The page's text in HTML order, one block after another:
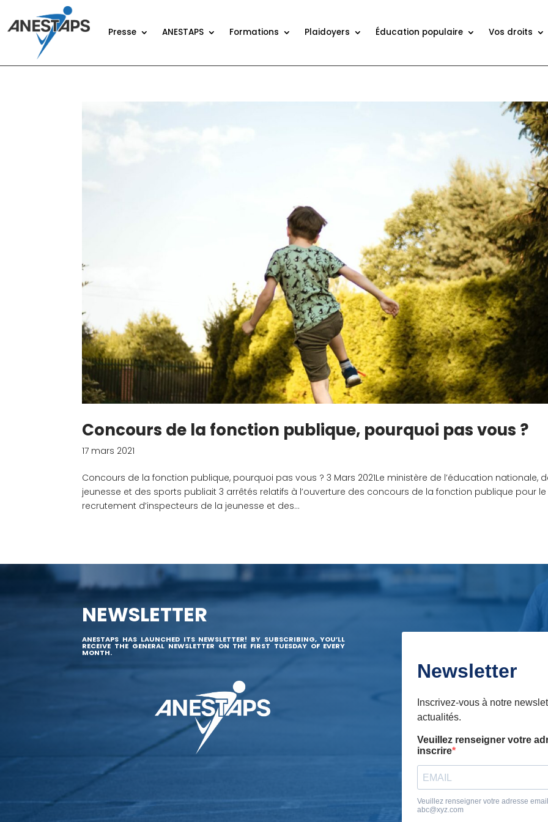
Presse ANESTAPS Formations Plaidoyers Éducation populaire Vos droits
Concours de la fonction publique, pourquoi pas vous ?
17 mars 2021
Concours de la fonction publique, pourquoi pas vous ? 3 Mars 2021Le ministère de l’éducation nationale,
jeunesse et des sports publiait 3 arrêtés relatifs à l’ouverture des concours de la fonction publique pour le
recrutement d’inspecteurs de la jeunesse et des...
NEWSLETTER
ANESTAPS HAS LAUNCHED ITS NEWSLETTER! BY SUBSCRIBING, YOU’LL
RECEIVE THE GENERAL NEWSLETTER ON THE FIRST TUESDAY OF EVERY
MONTH.